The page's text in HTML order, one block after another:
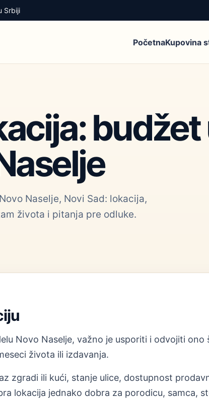
Srbiji
PočetnaKupovina
Naselje, Novi Sad: lokacija,
života i pitanja pre odluke.
Novo Naselje, važno je usporiti i odvojiti
života ili izdavanja.
zgradi ili kući, stanje ulice, dostupnost
lokacija jednako dobra za porodicu, samca,